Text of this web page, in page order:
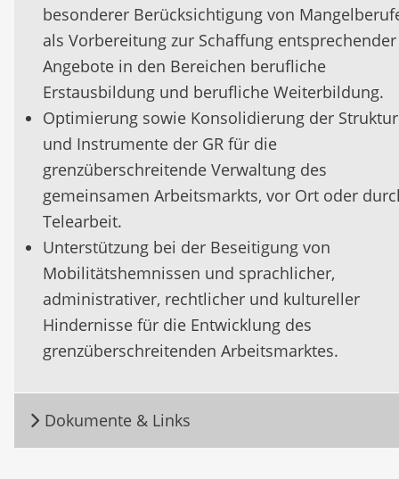
besonderer Berücksichtigung von
als Vorbereitung zur Schaffung entsprechender
Angebote in den Bereichen berufliche
Erstausbildung und berufliche Weiterbildung.
Optimierung sowie Konsolidierung der
und Instrumente der GR für die
grenzüberschreitende Verwaltung des
gemeinsamen Arbeitsmarkts, vor Ort oder
Telearbeit.
Unterstützung bei der Beseitigung von
Mobilitätshemnissen und sprachlicher,
administrativer, rechtlicher und kultureller
Hindernisse für die Entwicklung des
grenzüberschreitenden Arbeitsmarktes.
Dokumente & Links